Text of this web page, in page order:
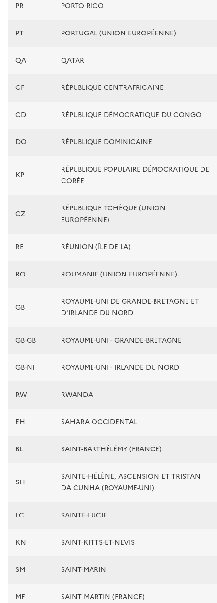
PR PORTO RICO
PT PORTUGAL (UNION EUROPÉENNE)
QA QATAR
CF RÉPUBLIQUE CENTRAFRICAINE
CD RÉPUBLIQUE DÉMOCRATIQUE DU CONGO
DO RÉPUBLIQUE DOMINICAINE
KP
RÉPUBLIQUE POPULAIRE DÉMOCRATIQUE DE
CORÉE
CZ
RÉPUBLIQUE TCHÈQUE (UNION
EUROPÉENNE)
RE RÉUNION (ÎLE DE LA)
RO ROUMANIE (UNION EUROPÉENNE)
GB
ROYAUME-UNI DE GRANDE-BRETAGNE ET
D'IRLANDE DU NORD
GB-GB ROYAUME-UNI - GRANDE-BRETAGNE
GB-NI ROYAUME-UNI - IRLANDE DU NORD
RW RWANDA
EH SAHARA OCCIDENTAL
BL SAINT-BARTHÉLÉMY (FRANCE)
SH
SAINTE-HÉLÈNE, ASCENSION ET TRISTAN
DA CUNHA (ROYAUME-UNI)
LC SAINTE-LUCIE
KN SAINT-KITTS-ET-NEVIS
SM SAINT-MARIN
MF SAINT MARTIN (FRANCE)